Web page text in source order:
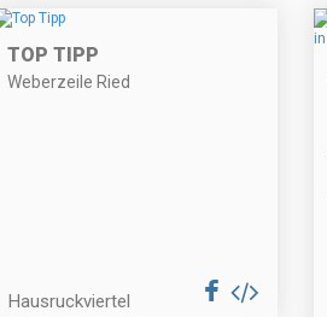
TOP TIPP
Weberzeile Ried
Hausruckviertel